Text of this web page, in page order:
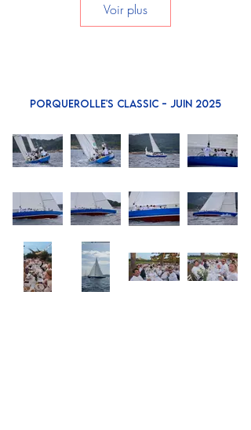
Voir plus
PORQUEROLLE'S CLASSIC - JuiN 2025